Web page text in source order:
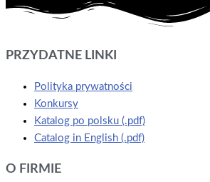
PRZYDATNE LINKI
Polityka prywatności
Konkursy
Katalog po polsku (.pdf)
Catalog in English (.pdf)
O FIRMIE